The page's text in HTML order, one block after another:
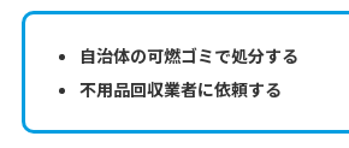
自治体の可燃ゴミで処分する
不用品回収業者に依頼する